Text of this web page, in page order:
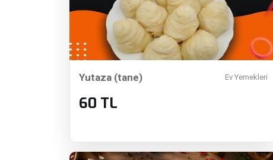
Yutaza (tane) Ev Yemekleri
60 TL